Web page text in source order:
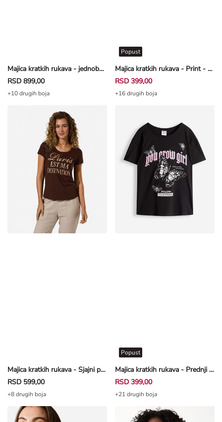
Majica kratkih rukava - jednobojna - maslinasto zelena
RSD 899,00
+10 drugih boja
Majica kratkih rukava - Print - prljavobela
Popust
RSD 399,00
+16 drugih boja
Majica kratkih rukava - Sjajni print - tamnobraon
RSD 599,00
+8 drugih boja
Majica kratkih rukava - Prednji otisak - crna
Popust
RSD 399,00
+21 drugih boja